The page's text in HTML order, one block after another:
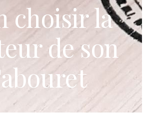
choisir la
de son